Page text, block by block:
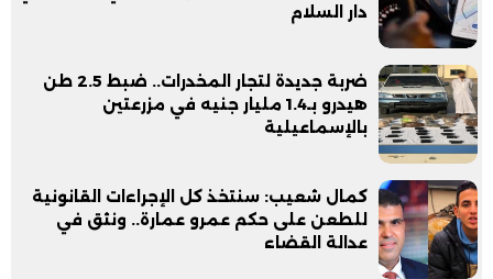
دار السلام
ضربة جديدة لتجار المخدرات.. ضبط 2.5 طن
هيدرو بـ1.4 مليار جنيه في مزرعتين
بالإسماعيلية
كمال شعيب: سنتخذ كل الإجراءات القانونية
للطعن على حكم عمرو عمارة.. ونثق في
عدالة القضاء